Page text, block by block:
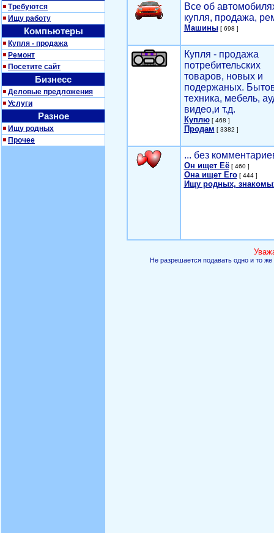
Требуются
Ищу работу
Компьютеры
Купля - продажа
Ремонт
Посетите сайт
Бизнесс
Деловые предложения
Услуги
Разное
Ищу родных
Прочее
Все об
купля, продажа,
Машины[ 698 ]
Купля - продажа
потребительских
товаров, новых и
подержаных.
техника, мебель,
видео,и т.д.
Куплю[ 468 ]
Продам [ 3382 ]
... без
Он ищет Её[ 460 ]
Она ищет Его[ 444 ]
Ищу родных,
Не разрешается подавать одно и то